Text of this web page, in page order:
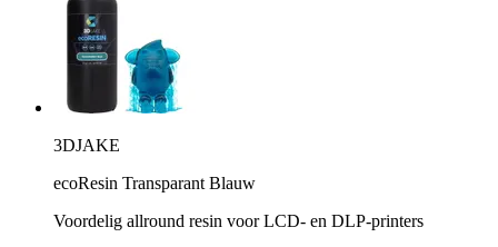
3DJAKE
ecoResin Transparant Blauw
Voordelig allround resin voor LCD- en DLP-printers